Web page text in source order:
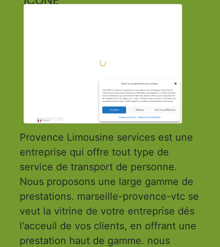
Provence Limousine services est une
entreprise qui offre tout type de
service de transport de personne.
Nous proposons une large gamme de
prestations. marseille-provence-vtc se
veut la vitrine de votre entreprise dés
l'acceuil de vos clients, en offrant une
prestation haut de gamme. nous